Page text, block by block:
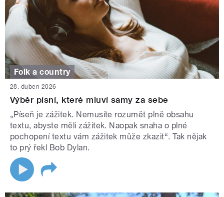
Folk a country
28. duben 2026
Výběr písní, které mluví samy za sebe
„Píseň je zážitek. Nemusíte rozumět plně obsahu
textu, abyste měli zážitek. Naopak snaha o plné
pochopení textu vám zážitek může zkazit“. Tak nějak
to prý řekl Bob Dylan.